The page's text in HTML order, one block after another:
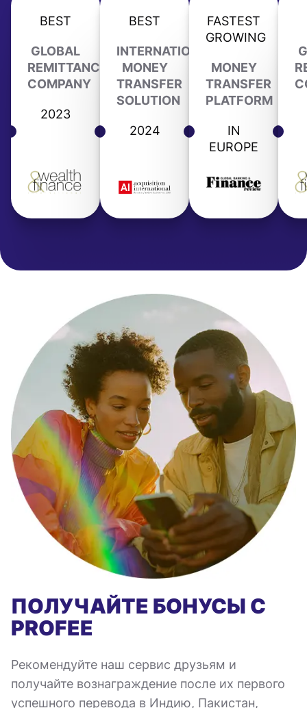
BEST
GLOBAL
REMITTANCE
COMPANY
2023
BEST
INTERNATIONAL
MONEY
TRANSFER
SOLUTION
2024
FASTEST
GROWING
MONEY
TRANSFER
PLATFORM
IN
EUROPE
ПОЛУЧАЙТЕ БОНУСЫ С
PROFEE
Рекомендуйте наш сервис друзьям и
получайте вознаграждение после их первого
успешного перевода в Индию, Пакистан,